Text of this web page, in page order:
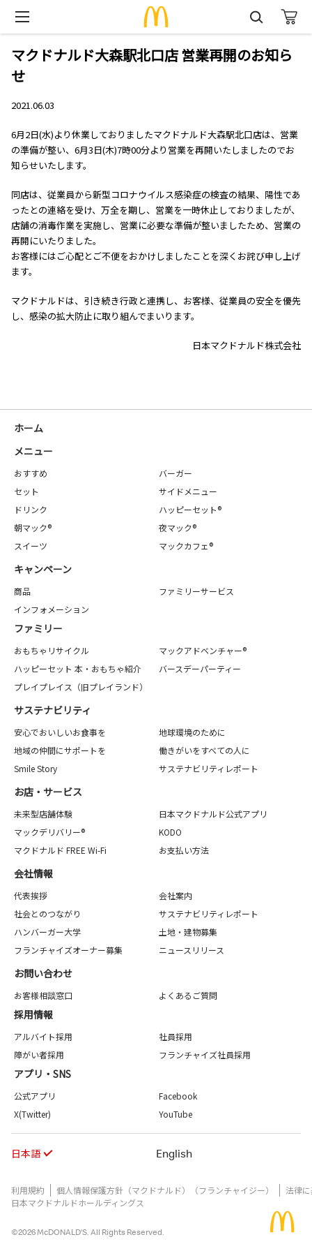
マクドナルド大森駅北口店 営業再開のお知ら
せ
2021.06.03
6月2日(水)より休業しておりましたマクドナルド大森駅北口店は、営業
の準備が整い、6月3日(木)7時00分より営業を再開いたしましたのでお
知らせいたします。
同店は、従業員から新型コロナウイルス感染症の検査の結果、陽性であ
ったとの連絡を受け、万全を期し、営業を一時休止しておりましたが、
店舗の消毒作業を実施し、営業に必要な準備が整いましたため、営業の
再開にいたりました。
お客様にはご心配とご不便をおかけしましたことを深くお詫び申し上げ
ます。
マクドナルドは、引き続き行政と連携し、お客様、従業員の安全を優先
し、感染の拡大防止に取り組んでまいります。
日本マクドナルド株式会社
ホーム
メニュー
おすすめ
バーガー
セット
サイドメニュー
ドリンク
ハッピーセット®
朝マック®
夜マック®
スイーツ
マックカフェ®
キャンペーン
商品
ファミリーサービス
インフォメーション
ファミリー
おもちゃリサイクル
マックアドベンチャー®
ハッピーセット 本・おもちゃ紹介
バースデーパーティー
プレイプレイス（旧プレイランド）
サステナビリティ
安心でおいしいお食事を
地球環境のために
地域の仲間にサポートを
働きがいをすべての人に
Smile Story
サステナビリティレポート
お店・サービス
未来型店舗体験
日本マクドナルド公式アプリ
マックデリバリー®
KODO
マクドナルド FREE Wi-Fi
お支払い方法
会社情報
代表挨拶
会社案内
社会とのつながり
サステナビリティレポート
ハンバーガー大学
土地・建物募集
フランチャイズオーナー募集
ニュースリリース
お問い合わせ
お客様相談窓口 よくあるご質問
採用情報
アルバイト採用
社員採用
障がい者採用
フランチャイズ社員採用
アプリ・SNS
公式アプリ
Facebook
X(Twitter)
YouTube
日本語 English
利用規約 個人情報保護方針（マクドナルド）（フランチャイジー）
法律
日本マクドナルドホールディングス
©2026 McDONALD’S. All Rights Reserved.